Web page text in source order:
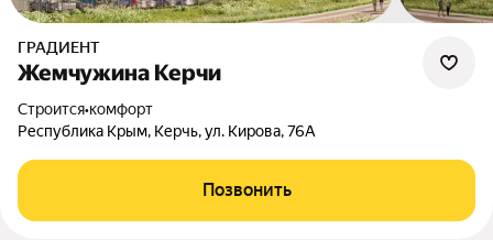
ГРАДИЕНТ
Жемчужина Керчи
Строится•комфорт
Республика Крым, Керчь, ул. Кирова, 76А
Позвонить